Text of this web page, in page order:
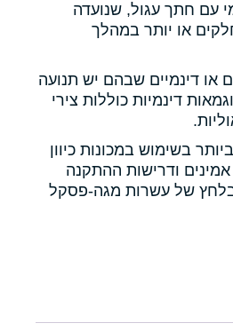
עם חתך עגול, שנועדה
או יותר במהלך
או דינמיים שבהם יש תנועה
דינמיות כוללות צירי
בשימוש במכונות כיוון
ודרישות ההתקנה
של עשרות מגה-פסקל